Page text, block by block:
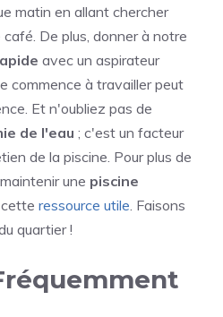
matin en allant chercher
De plus, donner à notre
avec un aspirateur
commence à travailler peut
Et n'oubliez pas de
de l'eau ; c'est un facteur
de la piscine. Pour plus de
une piscine
ressource utile. Faisons
quartier !